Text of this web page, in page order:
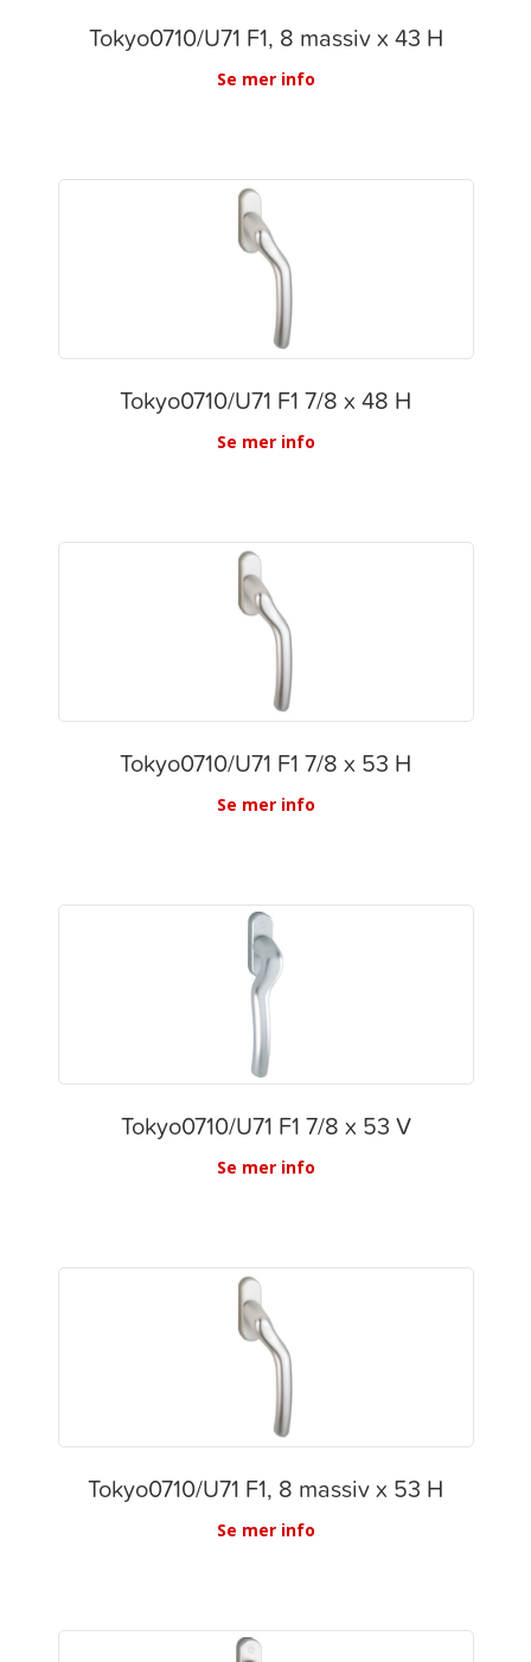
Tokyo0710/U71 F1, 8 massiv x 43 H
Se mer info
Tokyo0710/U71 F1 7/8 x 48 H
Se mer info
Tokyo0710/U71 F1 7/8 x 53 H
Se mer info
Tokyo0710/U71 F1 7/8 x 53 V
Se mer info
Tokyo0710/U71 F1, 8 massiv x 53 H
Se mer info